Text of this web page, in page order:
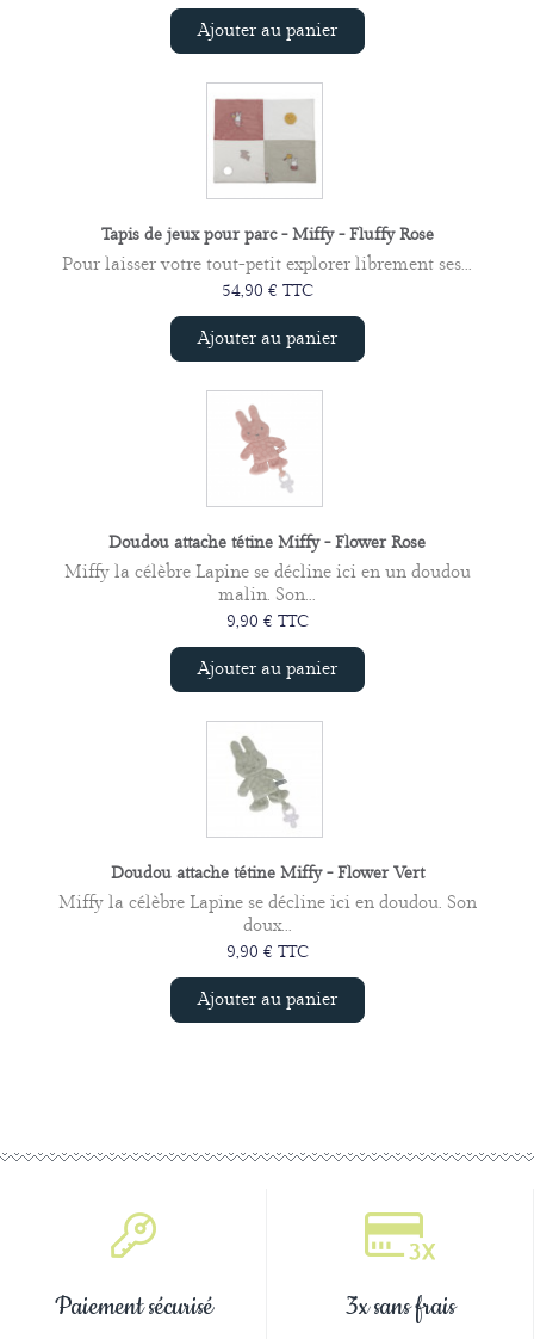
Ajouter au panier
Tapis de jeux pour parc - Miffy - Fluffy Rose
Pour laisser votre tout-petit explorer librement ses...
54,90 € TTC
Ajouter au panier
Doudou attache tétine Miffy - Flower Rose
Miffy la célèbre Lapine se décline ici en un doudou
malin. Son...
9,90 € TTC
Ajouter au panier
Doudou attache tétine Miffy - Flower Vert
Miffy la célèbre Lapine se décline ici en doudou. Son
doux...
9,90 € TTC
Ajouter au panier
Paiement sécurisé 3x sans frais